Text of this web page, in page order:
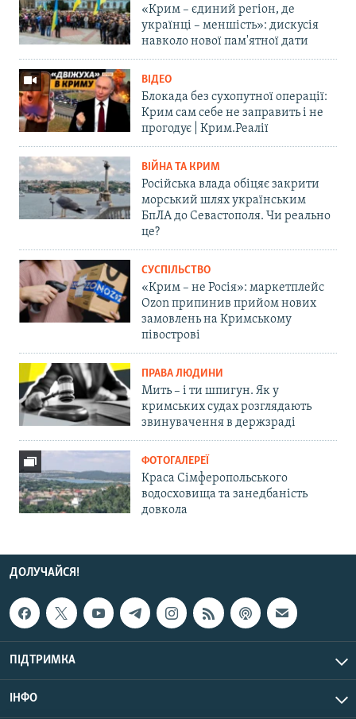
«Крим – єдиний регіон, де
українці – меншість»: дискусія
навколо нової пам'ятної дати
ВІДЕО
Блокада без сухопутної операції:
Крим сам себе не заправить і не
прогодує | Крим.Реалії
ВІЙНА ТА КРИМ
Російська влада обіцяє закрити
морський шлях українським
БпЛА до Севастополя. Чи реально
це?
СУСПІЛЬСТВО
«Крим – не Росія»: маркетплейс
Ozon припинив прийом нових
замовлень на Кримському
півострові
ПРАВА ЛЮДИНИ
Мить – і ти шпигун. Як у
кримських судах розглядають
звинувачення в держзраді
ФОТОГАЛЕРЕЇ
Краса Сімферопольського
водосховища та занедбаність
довкола
ДОЛУЧАЙСЯ!
ПІДТРИМКА
ІНФО